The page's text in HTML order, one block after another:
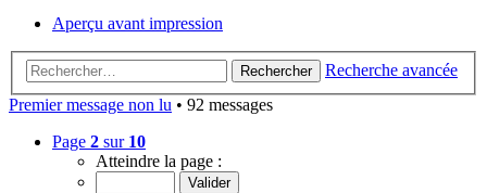
Aperçu avant impression
Rechercher
Recherche avancée
Premier message non lu • 92 messages
Page 2 sur 10
Atteindre la page :